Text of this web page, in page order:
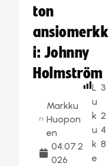
ton
ansiomerkk
i: Johnny
Holmström
Markku
Huopon
en
04.07.2
026
L
u
k
u
k
e
3
2
4
8